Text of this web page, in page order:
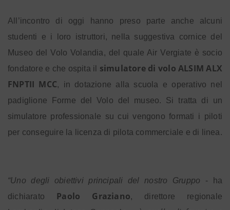
All’incontro di oggi hanno preso parte anche alcuni
studenti e i loro istruttori, nella suggestiva cornice del
Museo del Volo Volandia, del quale Air Vergiate è socio
fondatore e che ospita il simulatore di volo ALSIM ALX
FNPTII MCC, in dotazione alla scuola e operativo nel
padiglione Forme del Volo del museo. Si tratta di un
simulatore professionale su cui vengono formati i piloti
per conseguire la licenza di pilota commerciale e di linea.
“Uno degli obiettivi principali del nostro Gruppo - ha
dichiarato Paolo Graziano, direttore regionale